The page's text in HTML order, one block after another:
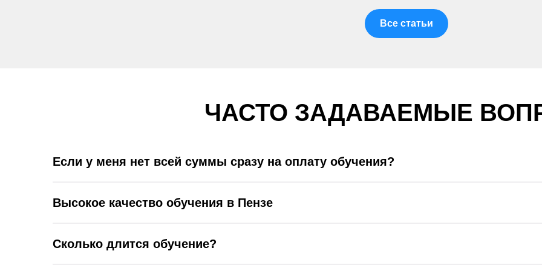
Все статьи
ЧАСТО ЗАДАВАЕМЫЕ
Если у меня нет всей суммы сразу на оплату обучения?
Высокое качество обучения в Пензе
Сколько длится обучение?